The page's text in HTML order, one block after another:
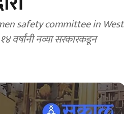
safety committee in West
वर्षांनी नव्या सरकारकडून